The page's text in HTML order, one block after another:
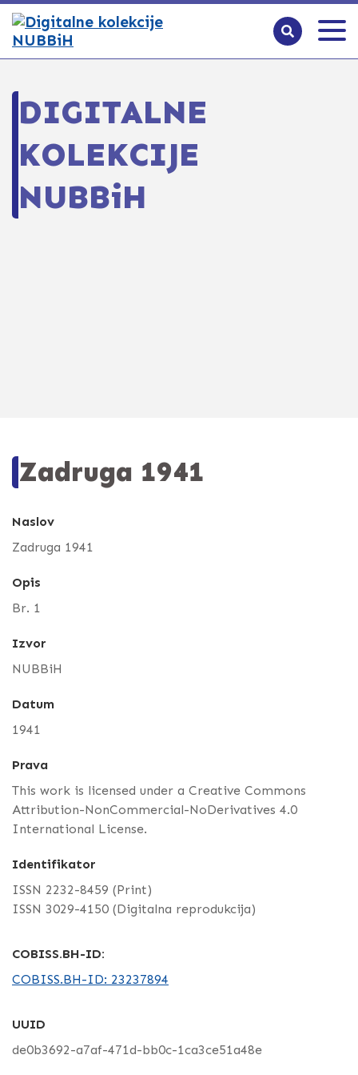
DIGITALNE
KOLEKCIJE
NUBBiH
Zadruga 1941
Naslov
Zadruga 1941
Opis
Br. 1
Izvor
NUBBiH
Datum
1941
Prava
This work is licensed under a Creative Commons
Attribution-NonCommercial-NoDerivatives 4.0
International License.
Identifikator
ISSN 2232-8459 (Print)
ISSN 3029-4150 (Digitalna reprodukcija)
COBISS.BH-ID:
COBISS.BH-ID: 23237894
UUID
de0b3692-a7af-471d-bb0c-1ca3ce51a48e